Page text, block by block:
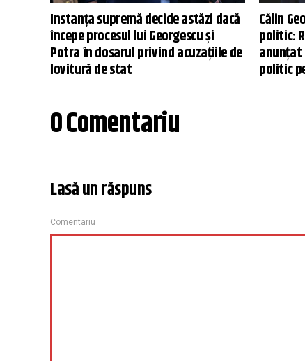
Instanța supremă decide astăzi dacă
începe procesul lui Georgescu și
Potra în dosarul privind acuzațiile de
lovitură de stat
Călin
politic:
anunțat
politic
0 Comentariu
Lasă un răspuns
Comentariu